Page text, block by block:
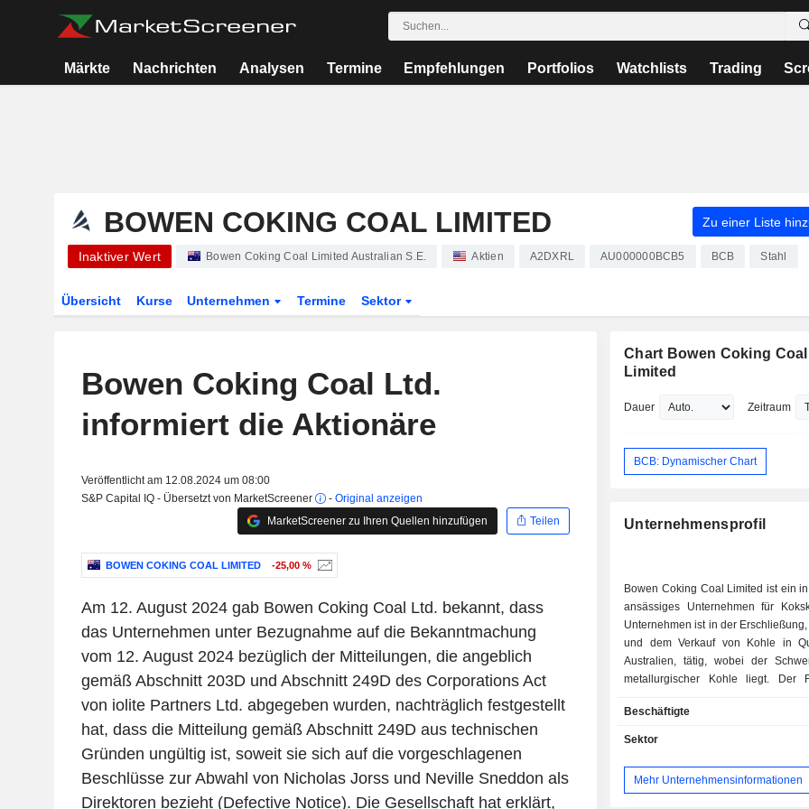
Märkte Nachrichten Analysen Termine Empfehlungen Portfolios Watchlists Trading
BOWEN COKING COAL LIMITED Zu einer Liste
Inaktiver Wert Bowen Coking Coal Limited Australian S.E. Aktien A2DXRL AU000000BCB5 BCB Stahl
Übersicht Kurse Unternehmen Termine Sektor
Bowen Coking Coal Ltd.
informiert die Aktionäre
Veröffentlicht am 12.08.2024 um 08:00
S&P Capital IQ - Übersetzt von MarketScreener
- Original anzeigen
MarketScreener zu Ihren Quellen hinzufügen
Teilen
BOWEN COKING COAL LIMITED -25,00 %
Am 12. August 2024 gab Bowen Coking Coal Ltd. bekannt, dass
das Unternehmen unter Bezugnahme auf die Bekanntmachung
vom 12. August 2024 bezüglich der Mitteilungen, die angeblich
gemäß Abschnitt 203D und Abschnitt 249D des Corporations Act
von iolite Partners Ltd. abgegeben wurden, nachträglich festgestellt
hat, dass die Mitteilung gemäß Abschnitt 249D aus technischen
Gründen ungültig ist, soweit sie sich auf die vorgeschlagenen
Beschlüsse zur Abwahl von Nicholas Jorss und Neville Sneddon als
Direktoren bezieht (Defective Notice). Die Gesellschaft hat erklärt,
Chart Bowen Coking Coal
Limited
Dauer Zeitraum
BCB: Dynamischer Chart
Unternehmensprofil
Bowen Coking Coal Limited ist ein
ansässiges Unternehmen für
Unternehmen ist in der
und dem Verkauf von Kohle in
Australien, tätig, wobei der
metallurgischer Kohle liegt. Der
Bergbaukomplex in der Nähe von
umfasst mehrere Betriebsstätten,
Erschließungsprojekt eine
Kohleaufbereitungsanlage (CHPP)
Beschäftigte
Sektor
Mehr Unternehmensinformationen